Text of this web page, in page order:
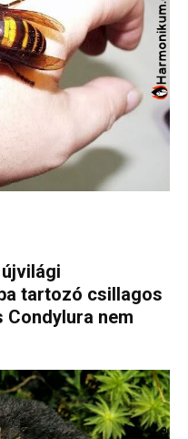
tartozó csillagos
nem